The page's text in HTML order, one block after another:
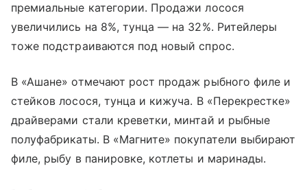
премиальные категории. Продажи лосося
увеличились на 8%, тунца — на 32%. Ритейлеры
тоже подстраиваются под новый спрос.
В «Ашане» отмечают рост продаж рыбного филе и
стейков лосося, тунца и кижуча. В «Перекрестке»
драйверами стали креветки, минтай и рыбные
полуфабрикаты. В «Магните» покупатели выбирают
филе, рыбу в панировке, котлеты и маринады.